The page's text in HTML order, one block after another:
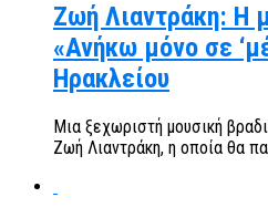
Ζωή Λιαντράκη: Η
«Ανήκω μόνο σε
Ηρακλείου
Μια ξεχωριστή μουσική
Ζωή Λιαντράκη, η οποία θα